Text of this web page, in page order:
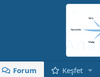
Forum Keşfet